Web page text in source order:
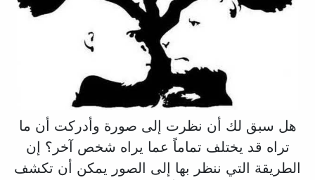
هل سبق لك أن نظرت إلى صورة وأدركت أن ما
تراه قد يختلف تماماً عما يراه شخص آخر؟ إن
الطريقة التي ننظر بها إلى الصور يمكن أن تكشف